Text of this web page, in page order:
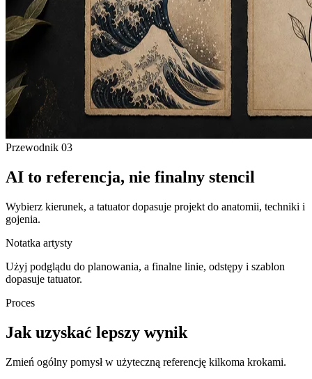
Przewodnik 03
AI to referencja, nie finalny stencil
Wybierz kierunek, a tatuator dopasuje projekt do anatomii, techniki i
gojenia.
Notatka artysty
Użyj podglądu do planowania, a finalne linie, odstępy i szablon
dopasuje tatuator.
Proces
Jak uzyskać lepszy wynik
Zmień ogólny pomysł w użyteczną referencję kilkoma krokami.